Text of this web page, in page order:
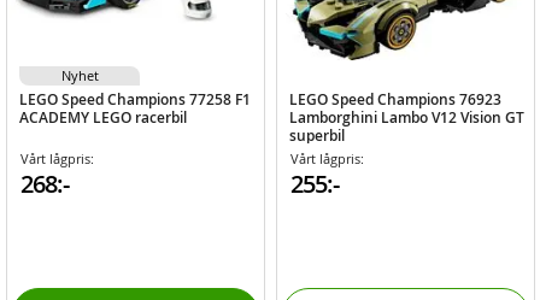
LEGO Speed Champions 77258 F1
ACADEMY LEGO racerbil
Vårt lågpris:
268:-
Nyhet
LEGO Speed Champions 76923
Lamborghini Lambo V12 Vision GT
superbil
Vårt lågpris:
255:-